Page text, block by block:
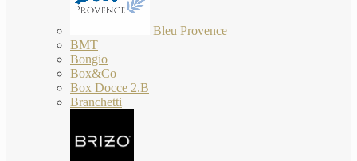
Bleu Provence
BMT
Bongio
Box&Co
Box Docce 2.B
Branchetti